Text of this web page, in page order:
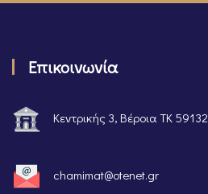
Επικοινωνία
Κεντρικής 3, Βέροια ΤΚ 59132
chamimat@otenet.gr